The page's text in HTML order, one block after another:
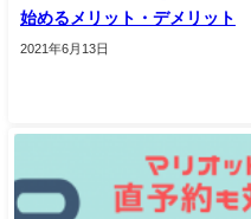
始めるメリット・デメリット
2021年6月13日